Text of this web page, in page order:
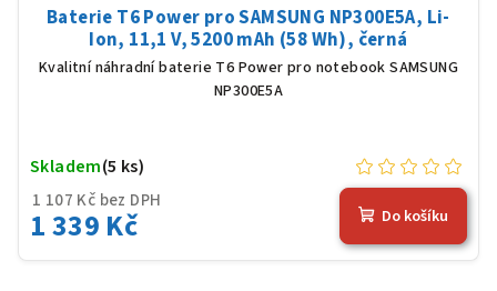
Baterie T6 Power pro SAMSUNG NP300E5A, Li-
Ion, 11,1 V, 5200 mAh (58 Wh), černá
Kvalitní náhradní baterie T6 Power pro notebook SAMSUNG
NP300E5A
1 107 Kč bez DPH
1 339 Kč
Skladem(5 ks)
Do košíku